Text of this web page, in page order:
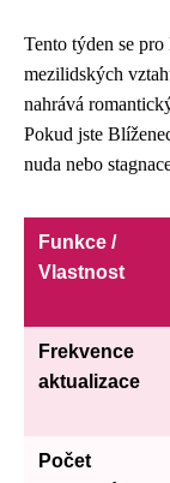
Tento týden se
mezilidských
nahrává
Pokud jste
nuda nebo
Funkce /
Vlastnost
Frekvence
aktualizace
Počet